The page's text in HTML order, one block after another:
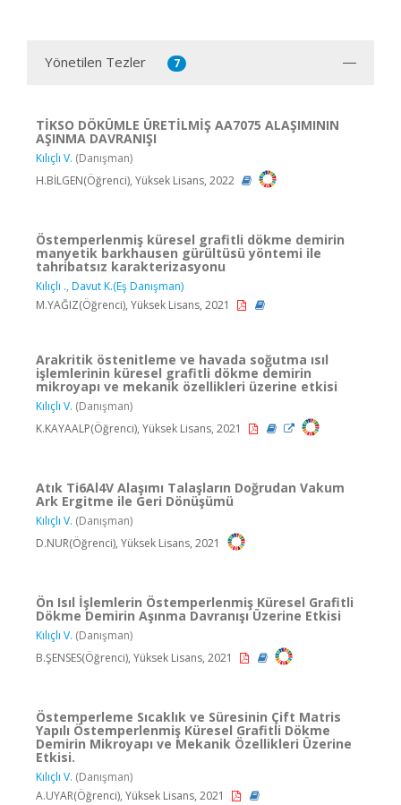
Yönetilen Tezler 7
TİKSO DÖKÜMLE ÜRETİLMİŞ AA7075 ALAŞIMININ
AŞINMA DAVRANIŞI
Kılıçlı V. (Danışman)
H.BİLGEN(Öğrenci), Yüksek Lisans, 2022
Östemperlenmiş küresel grafitli dökme demirin
manyetik barkhausen gürültüsü yöntemi ile
tahribatsız karakterizasyonu
Kılıçlı ., Davut K.(Eş Danışman)
M.YAĞIZ(Öğrenci), Yüksek Lisans, 2021
Arakritik östenitleme ve havada soğutma ısıl
işlemlerinin küresel grafitli dökme demirin
mikroyapı ve mekanik özellikleri üzerine etkisi
Kılıçlı V. (Danışman)
K.KAYAALP(Öğrenci), Yüksek Lisans, 2021
Atık Ti6Al4V Alaşımı Talaşların Doğrudan Vakum
Ark Ergitme ile Geri Dönüşümü
Kılıçlı V. (Danışman)
D.NUR(Öğrenci), Yüksek Lisans, 2021
Ön Isıl İşlemlerin Östemperlenmiş Küresel Grafitli
Dökme Demirin Aşınma Davranışı Üzerine Etkisi
Kılıçlı V. (Danışman)
B.ŞENSES(Öğrenci), Yüksek Lisans, 2021
Östemperleme Sıcaklık ve Süresinin Çift Matris
Yapılı Östemperlenmiş Küresel Grafitli Dökme
Demirin Mikroyapı ve Mekanik Özellikleri Üzerine
Etkisi.
Kılıçlı V. (Danışman)
A.UYAR(Öğrenci), Yüksek Lisans, 2021